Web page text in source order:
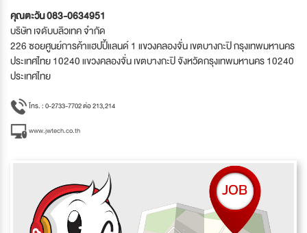
คุณตะวัน 083-0634951
บริษัท เจดับบลิวเทค จำกัด
226 ซอยศูนย์การค้าแฮปปี้แลนด์ 1 แขวงคลองจั่น เขตบางกะปิ กรุงเทพมหานคร
ประเทศไทย 10240 แขวงคลองจั่น เขตบางกะปิ จังหวัดกรุงเทพมหานคร 10240
ประเทศไทย
โทร. : 0-2733-7702 ต่อ 213,214
www.jwtech.co.th